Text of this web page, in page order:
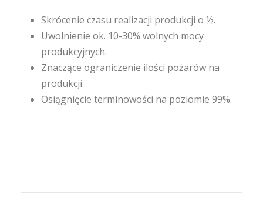
Skrócenie czasu realizacji produkcji o ½.
Uwolnienie ok. 10-30% wolnych mocy
produkcyjnych.
Znaczące ograniczenie ilości pożarów na
produkcji.
Osiągnięcie terminowości na poziomie 99%.